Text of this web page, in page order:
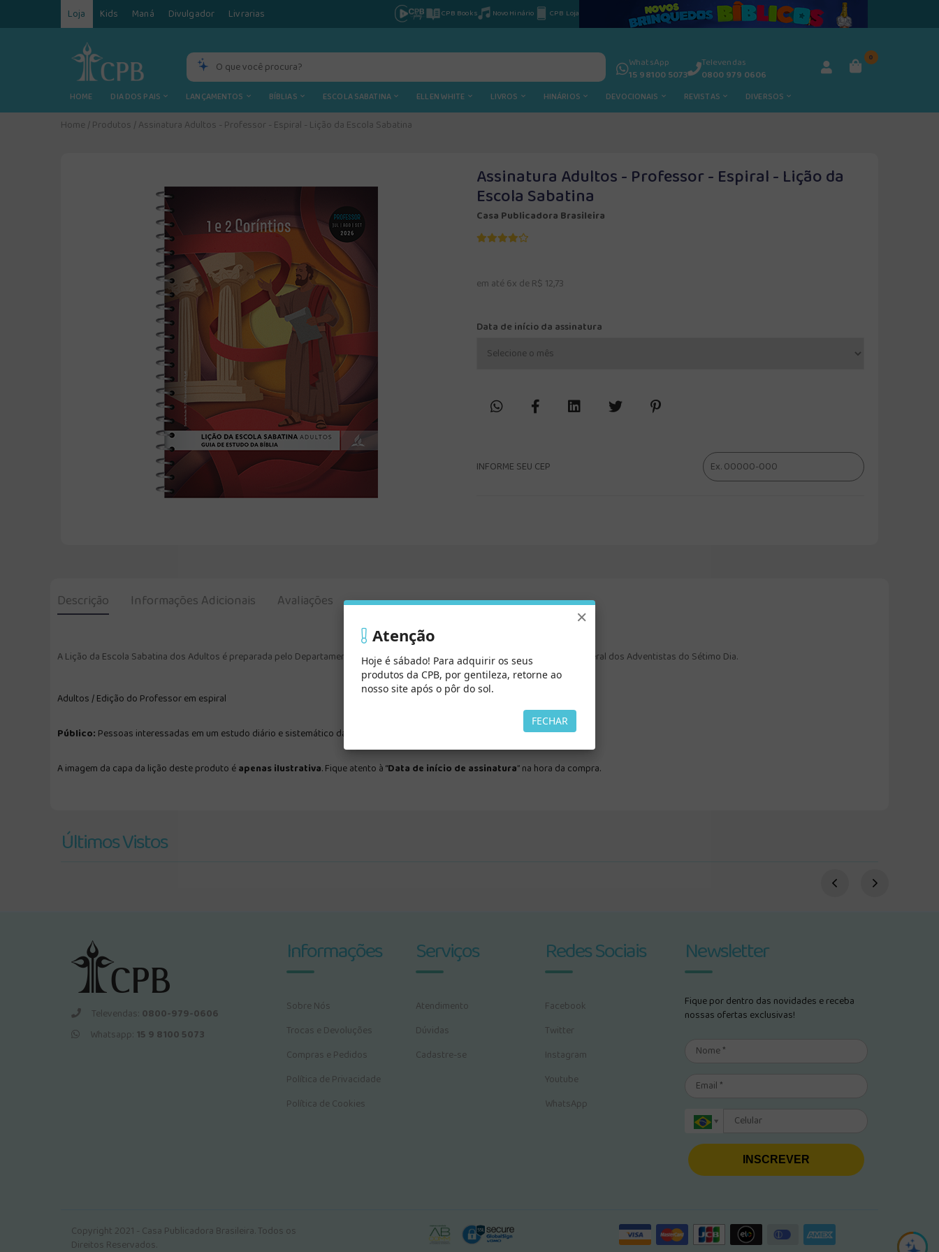
Loja Kids Maná Divulgador Livrarias CPB Books Novo Hinário CPB Loja
WhatsApp
15 98100 5073
Televendas
0800 979 0606
0
HOME DIA DOS PAIS LANÇAMENTOS BÍBLIAS ESCOLA SABATINA ELLEN WHITE LIVROS HINÁRIOS DEVOCIONAIS REVISTAS DIVERSOS
Home /Produtos /Assinatura Adultos - Professor - Espiral - Lição da Escola Sabatina
Assinatura Adultos - Professor - Espiral - Lição da
Escola Sabatina
Casa Publicadora Brasileira
em até 6x de R$ 12,73
Data de início da assinatura
INFORME SEU CEP
Descrição Informações Adicionais Avaliações
A Lição da Escola Sabatina dos Adultos é preparada pelo Departamento da Escola Sabatina e Ministério Pessoal da Associação Geral dos Adventistas do Sétimo Dia.
Adultos / Edição do Professor em espiral
Público: Pessoas interessadas em um estudo diário e sistemático da Palavra de Deus.
A imagem da capa da lição deste produto éapenas ilustrativa. Fique atento à “Data de início de assinatura” na hora da compra.
Últimos Vistos
Televendas: 0800-979-0606
Whatsapp: 15 9 8100 5073
Informações
Sobre Nós
Trocas e Devoluções
Compras e Pedidos
Política de Privacidade
Política de Cookies
Serviços
Atendimento
Dúvidas
Cadastre-se
Redes Sociais
Facebook
Twitter
Instagram
Youtube
WhatsApp
Newsletter
Fique por dentro das novidades e receba
nossas ofertas exclusivas!
INSCREVER
Copyright 2021 - Casa Publicadora Brasileira. Todos os
Direitos Reservados.
×
Atenção
Hoje é sábado! Para adquirir os seus
produtos da CPB, por gentileza, retorne ao
nosso site após o pôr do sol.
FECHAR